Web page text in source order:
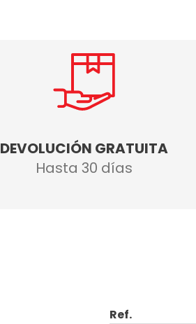
DEVOLUCIÓN GRATUITA
Hasta 30 días
Ref.